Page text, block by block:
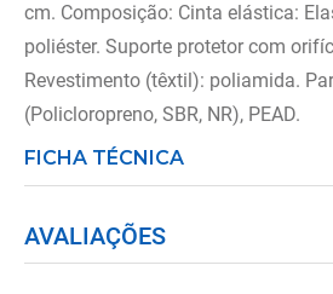
cm. Composição: Cinta elástica:
poliéster. Suporte protetor com
Revestimento (têxtil): poliamida.
(Policloropreno, SBR, NR), PEAD.
FICHA TÉCNICA
AVALIAÇÕES